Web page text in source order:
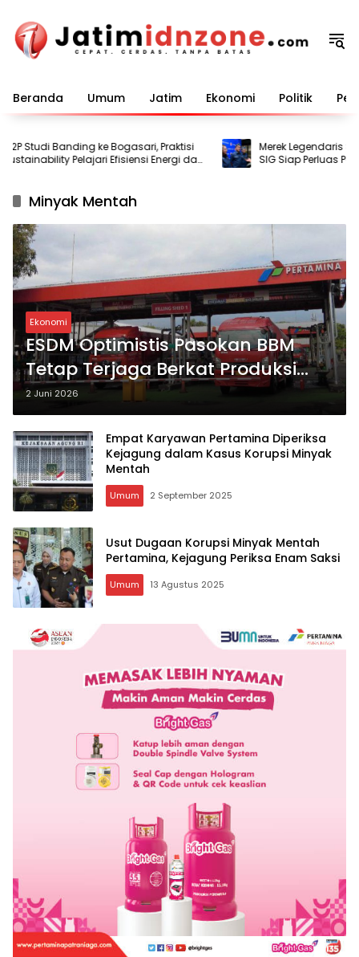
konten
Beranda Umum Jatim Ekonomi Politik
Studi Banding ke Bogasari, Praktisi
Pelajari Efisiensi Energi dan
Merek Legendaris
SIG Siap Perluas Pasar
Minyak Mentah
Ekonomi
ESDM Optimistis Pasokan BBM
Tetap Terjaga Berkat Produksi
Domestik dan Kilang Nasional
2 Juni 2026
Empat Karyawan Pertamina Diperiksa
Kejagung dalam Kasus Korupsi Minyak
Mentah
Umum 2 September 2025
Usut Dugaan Korupsi Minyak Mentah
Pertamina, Kejagung Periksa Enam Saksi
Umum 13 Agustus 2025